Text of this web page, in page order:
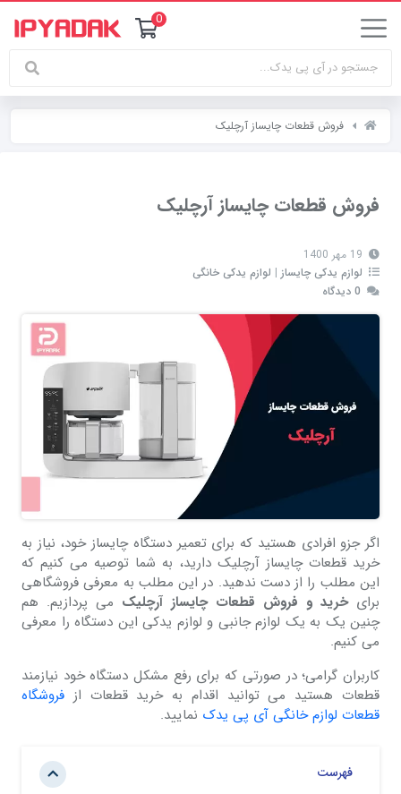
0
فروش قطعات چایساز آرچلیک
فروش قطعات چایساز آرچلیک
لوازم یدکی چایساز | لوازم یدکی خانگی
اگر جزو افرادی هستید که برای تعمیر دستگاه چایساز خود، نیاز به
خرید قطعات چایساز آرچلیک دارید، به شما توصیه می کنیم که
این مطلب را از دست ندهید. در این مطلب به معرفی فروشگاهی
برایخرید و فروش قطعات چایساز آرچلیک می پردازیم. هم
چنین یک به یک لوازم جانبی و لوازم یدکی این دستگاه را معرفی
می کنیم.
کاربران گرامی؛ در صورتی که برای رفع مشکل دستگاه خود نیازمند
قطعات هستید می توانید اقدام به خرید قطعات از فروشگاه
قطعات لوازم خانگی آی پی یدک نمایید.
فهرست